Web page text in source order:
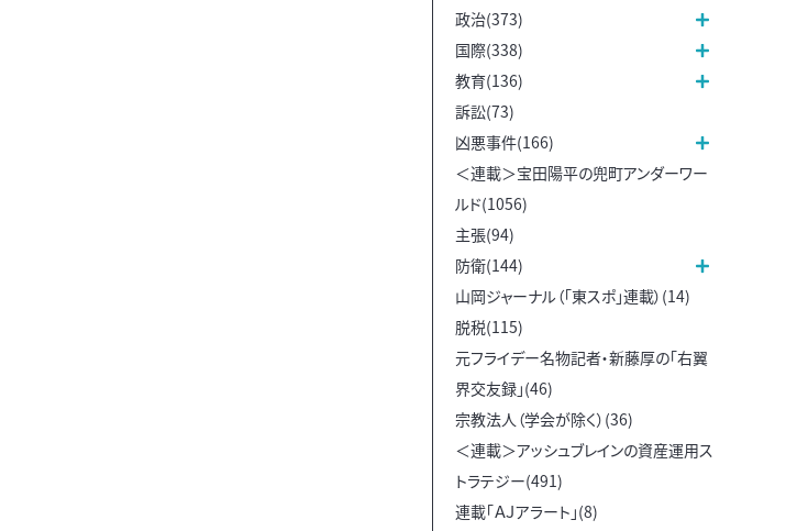
政治(373)
国際(338)
教育(136)
訴訟(73)
凶悪事件(166)
＜連載＞宝田陽平の兜町アンダーワー
ルド(1056)
主張(94)
防衛(144)
山岡ジャーナル（「東スポ」連載）(14)
脱税(115)
元フライデー名物記者・新藤厚の「右翼
界交友録」(46)
宗教法人（学会が除く）(36)
＜連載＞アッシュブレインの資産運用ス
トラテジー(491)
連載「ＡＪアラート」(8)